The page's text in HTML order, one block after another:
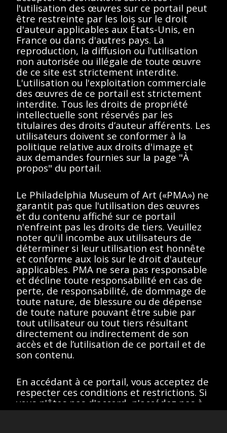
< Toutes les séries
Marcel Duchamp et Alexina Duchamp
Afficher éléments <<<
Aucun résultat
trouvé.
Veuillez essayer de
supprimer les filtres ou
essayez un autre terme
de recherche.
Afficher éléments << < >>>
Toutes les œuvres de ce site sont protégées par les lois sur
le droit d'auteur des États-Unis, de la France ou d'autres
pays, selon le cas, ou peuvent comporter certaines
restrictions quant à leur utilisation respective. L’ensemble des
conformer à la politique relative aux droits d'image et aux
demandes fournies sur la page "À propos" du portail.
Site version : 1.0
l'utilisation des œuvres sur ce portail peut
être restreinte par les lois sur le droit
d'auteur applicables aux États-Unis, en
France ou dans d'autres pays. La
reproduction, la diffusion ou l'utilisation
non autorisée ou illégale de toute œuvre
de ce site est strictement interdite.
L'utilisation ou l'exploitation commerciale
des œuvres de ce portail est strictement
interdite. Tous les droits de propriété
intellectuelle sont réservés par les
titulaires des droits d’auteur afférents. Les
utilisateurs doivent se conformer à la
politique relative aux droits d'image et
aux demandes fournies sur la page "À
propos" du portail.
Le Philadelphia Museum of Art («PMA») ne
garantit pas que l'utilisation des œuvres
et du contenu affiché sur ce portail
n'enfreint pas les droits de tiers. Veuillez
noter qu'il incombe aux utilisateurs de
déterminer si leur utilisation est honnête
et conforme aux lois sur le droit d'auteur
applicables. PMA ne sera pas responsable
et décline toute responsabilité en cas de
perte, de responsabilité, de dommage de
toute nature, de blessure ou de dépense
de toute nature pouvant être subie par
tout utilisateur ou tout tiers résultant
directement ou indirectement de son
accès et de l’utilisation de ce portail et de
son contenu.
En accédant à ce portail, vous acceptez de
respecter ces conditions et restrictions. Si
vous n'êtes pas d'accord, n'accédez pas à
ce portail.